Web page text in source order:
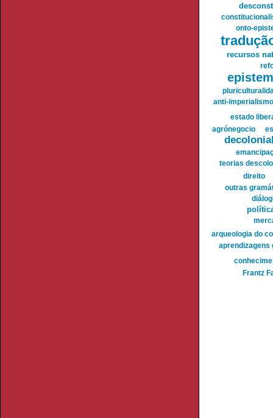
onto-
recursos
anti-imperialismo
estado
agrónegocio
teorias
direito
outras
arqueologia do
aprendizagens
Frantz